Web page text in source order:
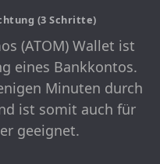
(3 Schritte)
(ATOM) Wallet ist
eines Bankkontos.
Minuten durch
ist somit auch für
geeignet.